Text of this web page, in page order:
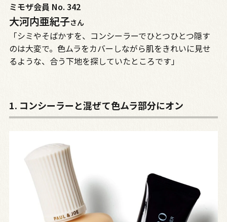
ミモザ会員 No. 342
大河内亜紀子さん
「シミやそばかすを、コンシーラーでひとつひとつ隠す
のは大変で。色ムラをカバーしながら肌をきれいに見せ
るような、合う下地を探していたところです」
1. コンシーラーと混ぜて色ムラ部分にオン